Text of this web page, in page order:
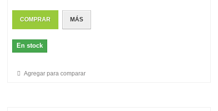
COMPRAR MÁS
En stock
Agregar para comparar